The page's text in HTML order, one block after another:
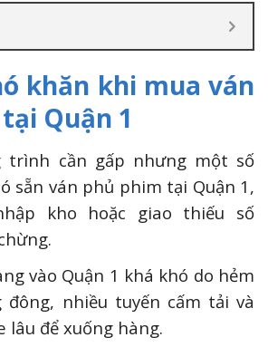
khăn khi mua ván
Quận 1
trình cần gấp nhưng một số
sẵn ván phủ phim tại Quận 1,
kho hoặc giao thiếu số
vào Quận 1 khá khó do hẻm
đông, nhiều tuyến cấm tải và
lâu để xuống hàng.